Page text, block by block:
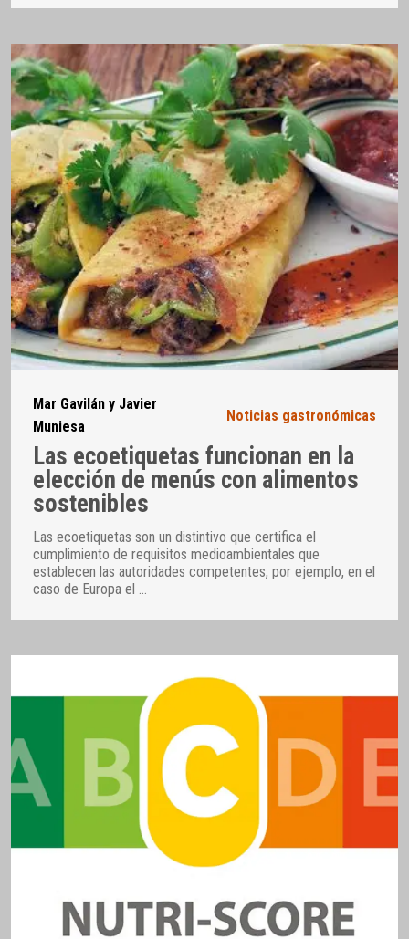
Mar Gavilán y Javier
Muniesa
Noticias gastronómicas
Las ecoetiquetas funcionan en la
elección de menús con alimentos
sostenibles
Las ecoetiquetas son un distintivo que certifica el
cumplimiento de requisitos medioambientales que
establecen las autoridades competentes, por ejemplo, en el
caso de Europa el …